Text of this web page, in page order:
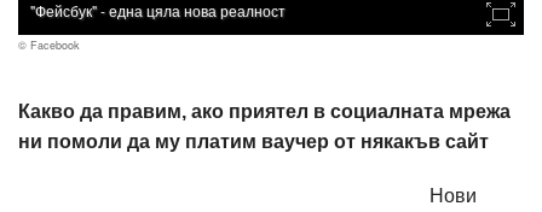
"Фейсбук" - една цяла нова реалност
© Facebook
Какво да правим, ако приятел в социалната мрежа
ни помоли да му платим ваучер от някакъв сайт
Нови